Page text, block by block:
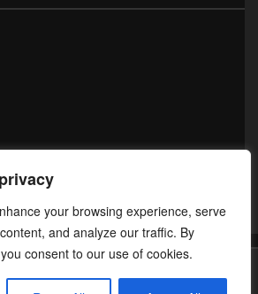
your browsing experience, serve
and analyze our traffic. By
consent to our use of cookies.
¡Cargad! . Todos los Derechos Reservados.